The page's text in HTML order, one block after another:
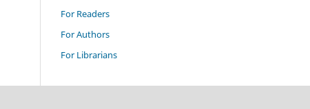
For Readers
For Authors
For Librarians